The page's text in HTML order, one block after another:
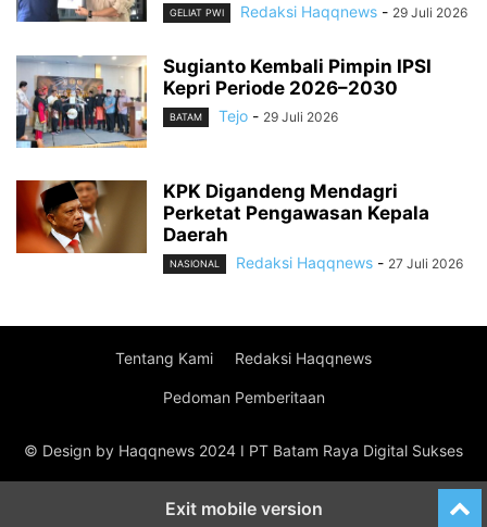
GELIAT PWI Redaksi Haqqnews - 29 Juli 2026
Sugianto Kembali Pimpin IPSI
Kepri Periode 2026–2030
BATAM Tejo - 29 Juli 2026
KPK Digandeng Mendagri
Perketat Pengawasan Kepala
Daerah
NASIONAL Redaksi Haqqnews - 27 Juli 2026
Tentang Kami Redaksi Haqqnews
Pedoman Pemberitaan
© Design by Haqqnews 2024 I PT Batam Raya Digital Sukses
Exit mobile version